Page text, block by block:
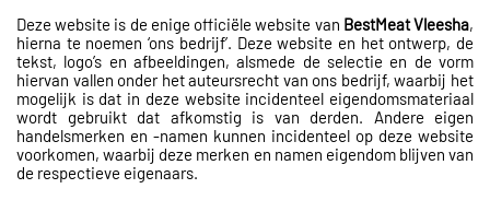
Deze website is de enige officiële website van BestMeat Vleesha,
hierna te noemen ‘ons bedrijf’. Deze website en het ontwerp, de
tekst, logo’s en afbeeldingen, alsmede de selectie en de vorm
hiervan vallen onder het auteursrecht van ons bedrijf, waarbij het
mogelijk is dat in deze website incidenteel eigendomsmateriaal
wordt gebruikt dat afkomstig is van derden. Andere eigen
handelsmerken en -namen kunnen incidenteel op deze website
voorkomen, waarbij deze merken en namen eigendom blijven van
de respectieve eigenaars.